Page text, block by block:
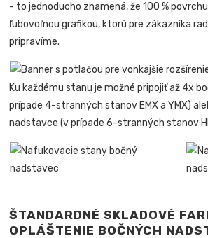
- to jednoducho znamená, že 100 %
ľubovoľnou grafikou, ktorú pre zákazníka
pripravíme.
Ku každému stanu je možné pripojiť až 4x
prípade 4-stranných stanov EMX a YMX)
nadstavce (v prípade 6-stranných stanov
ŠTANDARDNÉ SKLADOVÉ
OPLÁŠTENIE BOČNÝCH